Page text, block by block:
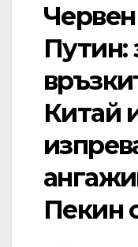
Путин:
Китай
Пекин